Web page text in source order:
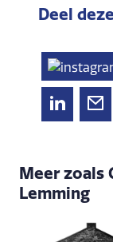
Deel
Meer zoals
Lemming